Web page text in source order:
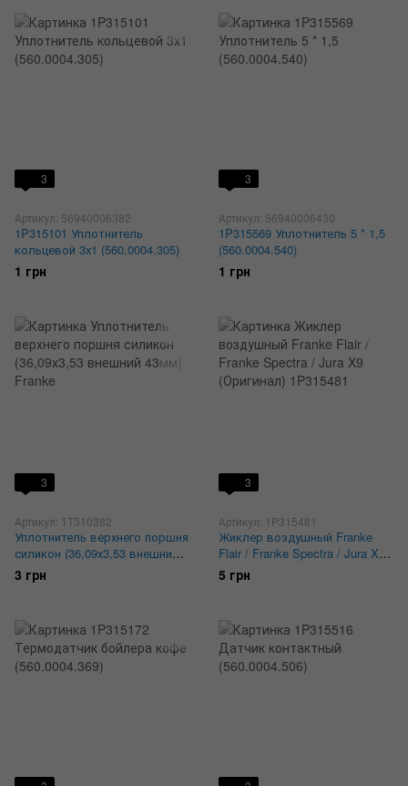
3
Артикул: 56940006382
1P315101 Уплотнитель
кольцевой 3х1 (560.0004.305)
1 грн
3
Артикул: 56940006430
1P315569 Уплотнитель 5 * 1,5
(560.0004.540)
1 грн
3
Артикул: 1T310382
Уплотнитель верхнего поршня
силикон (36,09х3,53 внешний
43мм) Franke
3 грн
3
Артикул: 1P315481
Жиклер воздушный Franke
Flair / Franke Spectra / Jura X9
(Оригинал) 1P315481
5 грн